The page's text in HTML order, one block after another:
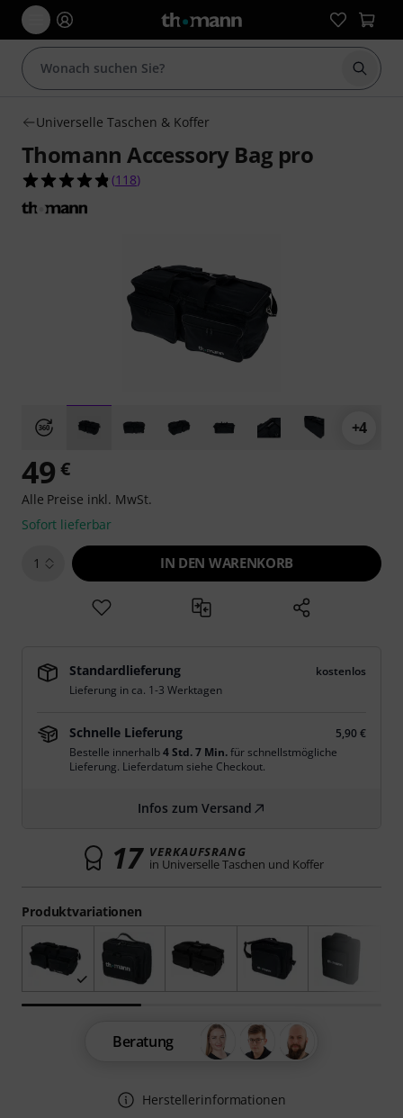
Suche
Universelle Taschen & Koffer
Thomann Accessory Bag pro
4.8 von 5 Sternen aus 118 Kundenbewertungen
(118)
+4
Produktvariationen
49 €
Alle Preise inkl. MwSt.
Sofort lieferbar
1 IN DEN WARENKORB
Standardlieferung
kostenlos
Lieferung in ca. 1-3 Werktagen
Schnelle Lieferung
5,90 €
Bestelle innerhalb4 Std. 7 Min.für schnellstmögliche
Lieferung. Lieferdatum siehe Checkout.
Infos zum Versand
17 VERKAUFSRANG
in Universelle Taschen und Koffer
Beratung
Herstellerinformationen